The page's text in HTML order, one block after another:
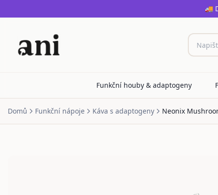
🚚
Funkční houby & adaptogeny
Domů Funkční nápoje Káva s adaptogeny Neonix